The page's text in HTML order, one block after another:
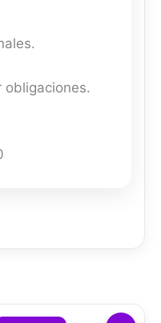
obligaciones.